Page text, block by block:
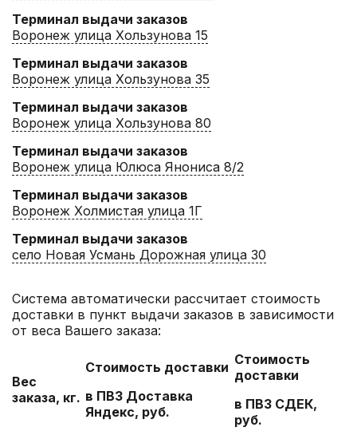
Терминал выдачи заказов
Воронеж улица Хользунова 15
Терминал выдачи заказов
Воронеж улица Хользунова 35
Терминал выдачи заказов
Воронеж улица Хользунова 80
Терминал выдачи заказов
Воронеж улица Юлюса Янониса 8/2
Терминал выдачи заказов
Воронеж Холмистая улица 1Г
Терминал выдачи заказов
село Новая Усмань Дорожная улица 30
Система автоматически рассчитает стоимость
доставки в пункт выдачи заказов в зависимости
от веса Вашего заказа:
Вес
заказа, кг.
Стоимость доставки
в ПВЗ Доставка
Яндекс, руб.
Стоимость
доставки
в ПВЗ СДЕК,
руб.